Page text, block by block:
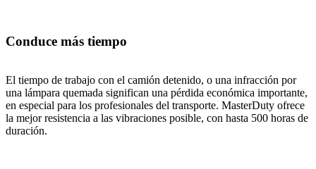
Conduce más tiempo
El tiempo de trabajo con el camión detenido, o una infracción por
una lámpara quemada significan una pérdida económica importante,
en especial para los profesionales del transporte. MasterDuty ofrece
la mejor resistencia a las vibraciones posible, con hasta 500 horas de
duración.